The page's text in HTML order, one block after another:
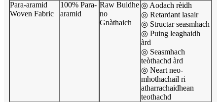
Para-aramid
Woven Fabric
100% Para-
aramid
Raw Buidhe
no
Gnàthaich
◎ Aodach rèidh
◎ Retardant lasair
◎ Structar seasmhach
◎ Puing leaghaidh
àrd
◎ Seasmhach
teòthachd àrd
◎ Neart neo-
mhothachail ri
atharrachaidhean
teothachd